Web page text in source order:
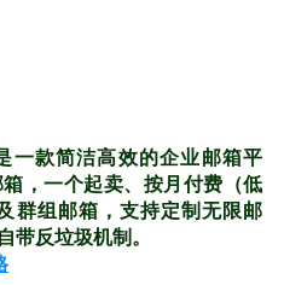
一款简洁高效的企业邮箱平
，一个起卖、按月付费（低
群组邮箱，支持定制无限邮
带反垃圾机制。